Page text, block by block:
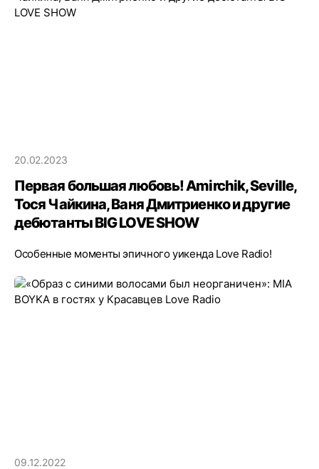
20.02.2023
Первая большая любовь! Amirchik, Seville,
Тося Чайкина, Ваня Дмитриенко и другие
дебютанты BIG LOVE SHOW
Особенные моменты эпичного уикенда Love Radio!
09.12.2022